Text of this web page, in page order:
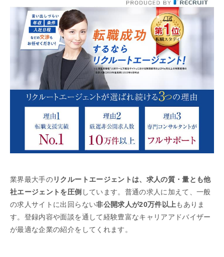
業界最大手のリクルートエージェントは、求人の質・量とも他
社エージェントを圧倒 しています。普通の求人に加えて、一般
の求人サイトに出回らない非公開求人が20万件以上もありま
す。登録内容や面談を通して経験豊富なキャリアアドバイザー
が最適な企業の紹介をしてくれます。